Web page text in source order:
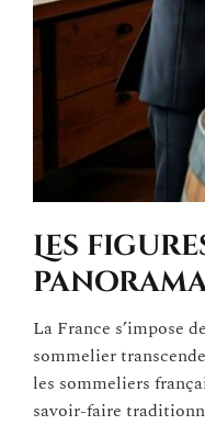
Les
La France s’impose
sommelier
les sommeliers
savoir-faire